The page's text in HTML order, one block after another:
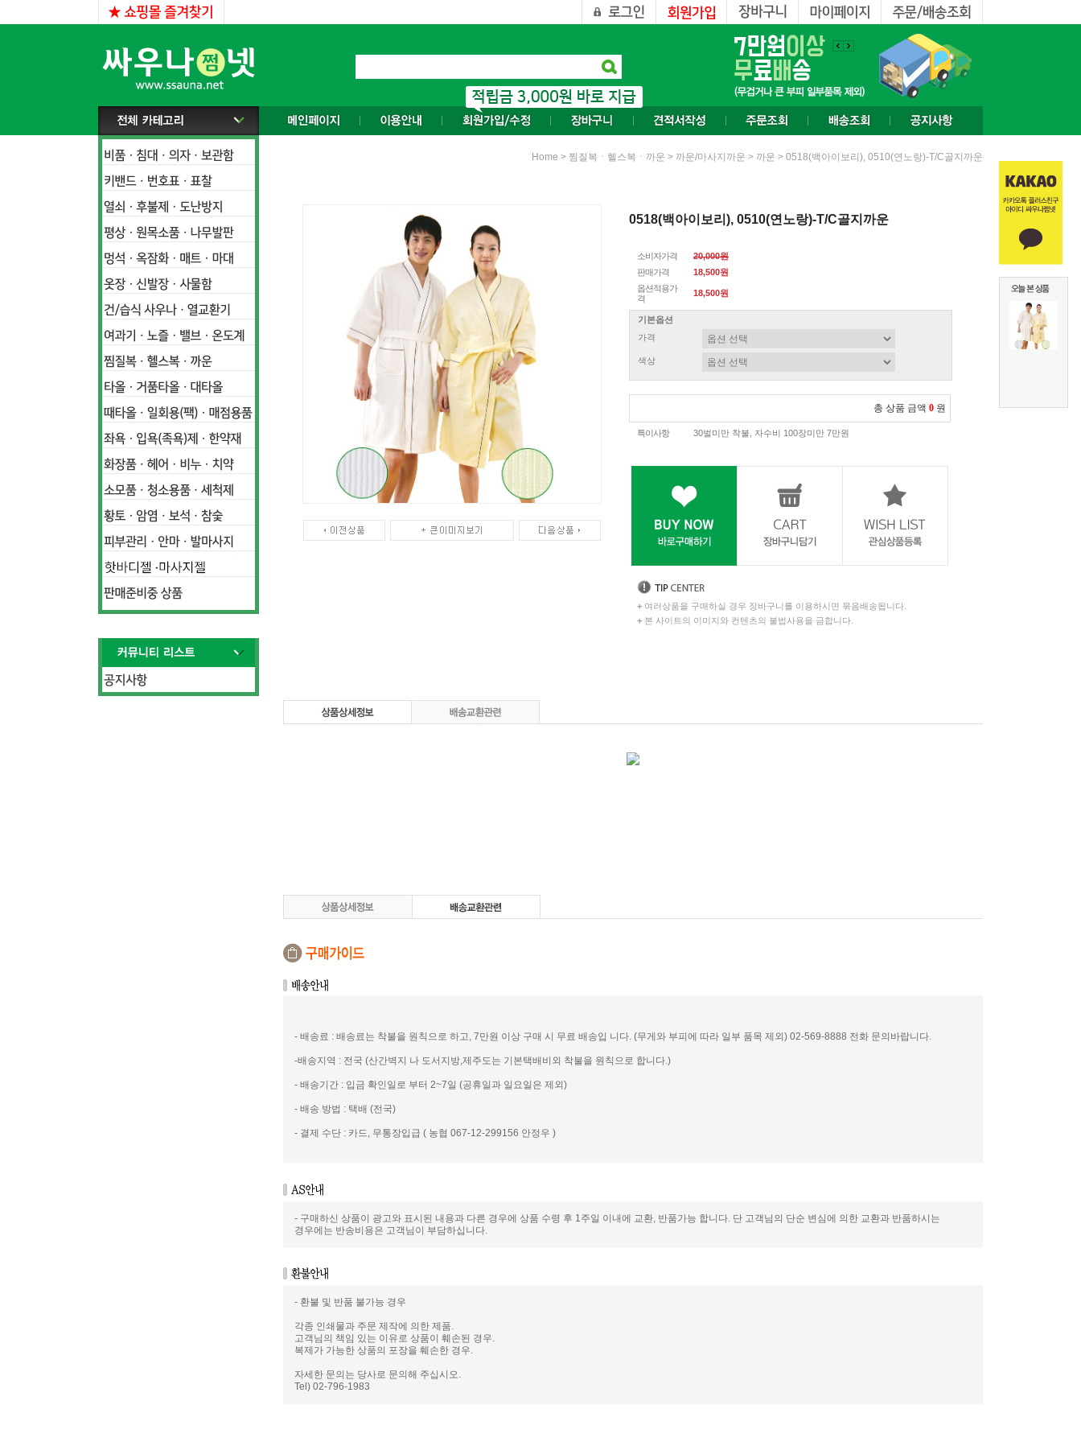
Home > 찜질복ㆍ헬스복ㆍ까운 > 까운/마사지까운 > 까운 > 0518(백아이보리), 0510(연노랑)-T/C골지까운
0518(백아이보리), 0510(연노랑)-T/C골지까운
소비자가격
20,000원
판매가격
18,500원
옵션적용가
격
18,500원
기본옵션
가격
색상
총 상품 금액 0 원
특이사항 30벌미만 착불, 자수비 100장미만 7만원
+ 여러상품을 구매하실 경우 장바구니를 이용하시면 묶음배송됩니다.
+ 본 사이트의 이미지와 컨텐츠의 불법사용을 금합니다.
- 배송료 : 배송료는 착불을 원칙으로 하고, 7만원 이상 구매 시 무료 배송입 니다. (무게와 부피에 따라 일부 품목 제외) 02-569-8888 전화 문의바랍니다.
-배송지역 : 전국 (산간벽지 나 도서지방,제주도는 기본택배비외 착불을 원칙으로 합니다.)
- 배송기간 : 입금 확인일로 부터 2~7일 (공휴일과 일요일은 제외)
- 배송 방법 : 택배 (전국)
- 결제 수단 : 카드, 무통장입급 ( 농협 067-12-299156 안정우 )
- 구매하신 상품이 광고와 표시된 내용과 다른 경우에 상품 수령 후 1주일 이내에 교환, 반품가능 합니다. 단 고객님의 단순 변심에 의한 교환과 반품하시는
경우에는 반송비용은 고객님이 부담하십니다.
- 환불 및 반품 불가능 경우
각종 인쇄물과 주문 제작에 의한 제품.
고객님의 책임 있는 이유로 상품이 훼손된 경우.
복제가 가능한 상품의 포장을 훼손한 경우.
자세한 문의는 당사로 문의해 주십시오.
Tel) 02-796-1983